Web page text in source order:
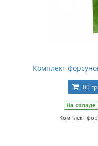
Комплект
80
На складе
Комплект